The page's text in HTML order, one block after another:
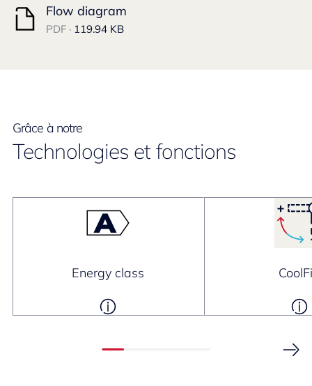
Flow diagram
PDF · 119.94 KB
Grâce à notre
Technologies et fonctions
Energy class